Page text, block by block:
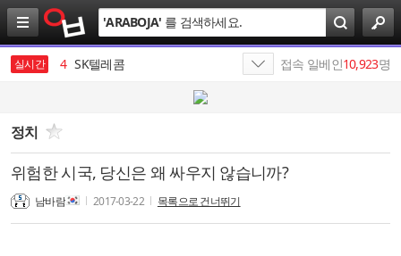
검
색
'ARABOJA' 를 검색하세요.
실시간
3 SK
4 SK텔레콤
6
7 나스미디어
8 미시년융단폭격기
9 김종화
접속 일베인10,923명
정치
위험한 시국, 당신은 왜 싸우지 않습니까?
남바람 2017-03-22 목록으로 건너뛰기